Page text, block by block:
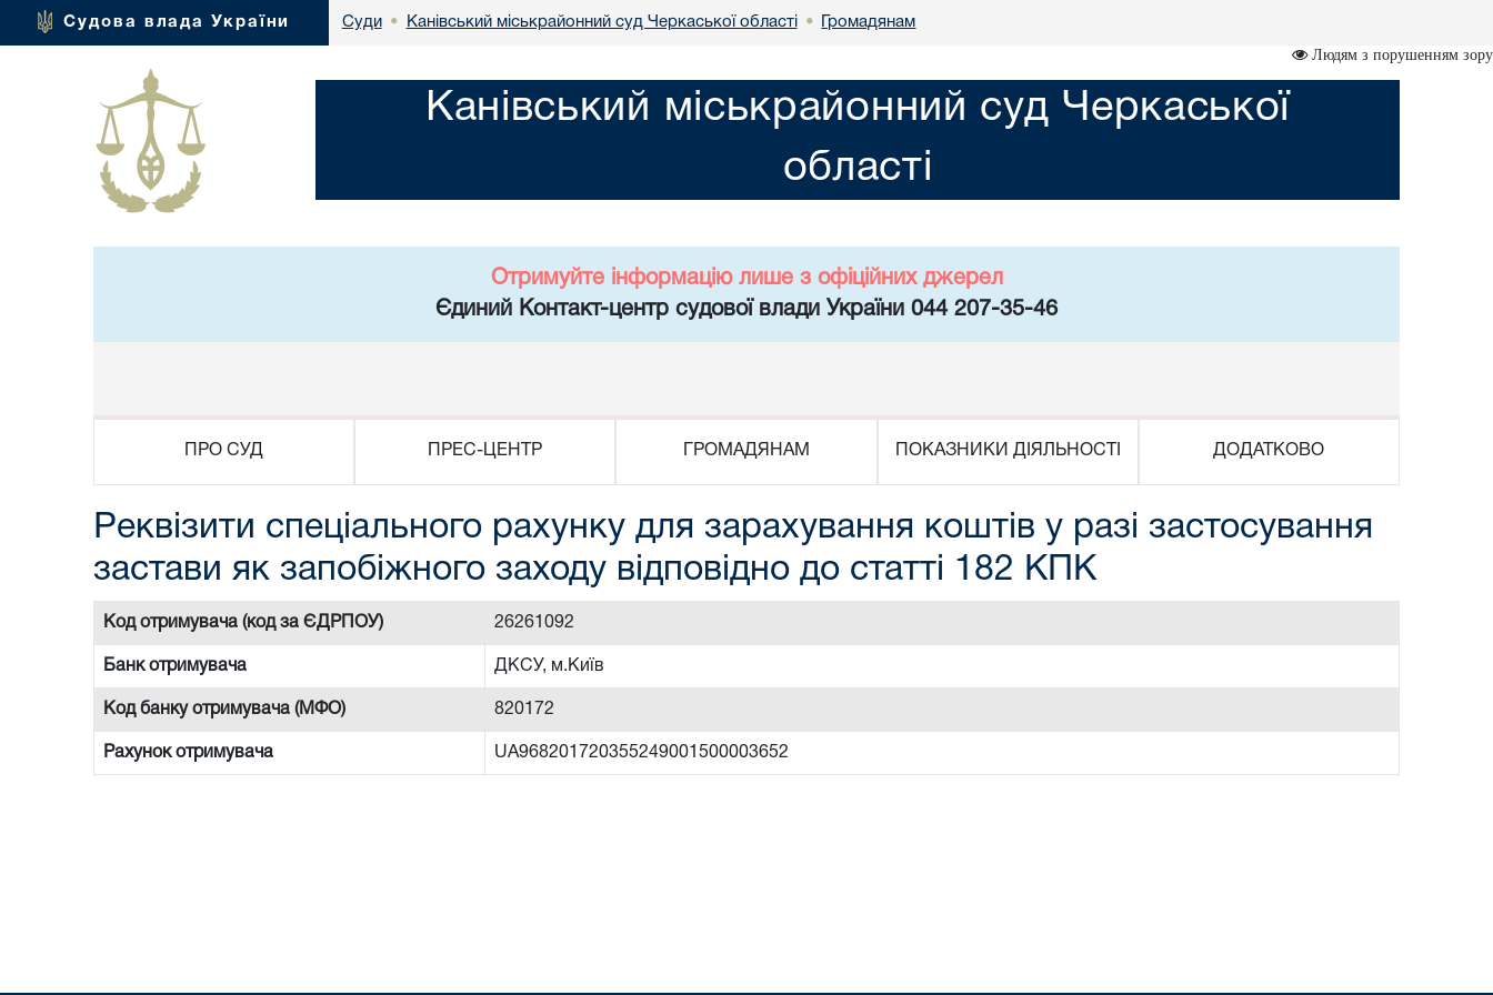
Судова влада України Суди • Канівський міськрайонний суд Черкаської області • Громадянам
Людям з порушенням зору
Канівський міськрайонний суд Черкаської
області
Отримуйте інформацію лише з офіційних джерел
Єдиний Контакт-центр судової влади України 044 207-35-46
ПРО СУД ПРЕС-ЦЕНТР ГРОМАДЯНАМ ПОКАЗНИКИ ДІЯЛЬНОСТІ ДОДАТКОВО
Реквізити спеціального рахунку для зарахування коштів у разі застосування
застави як запобіжного заходу відповідно до статті 182 КПК
Код отримувача (код за ЄДРПОУ) 26261092
Банк отримувача ДКСУ, м.Київ
Код банку отримувача (МФО) 820172
Рахунок отримувача UA968201720355249001500003652